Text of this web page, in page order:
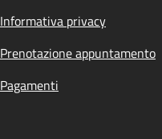
Informativa privacy
Prenotazione appuntamento
Pagamenti